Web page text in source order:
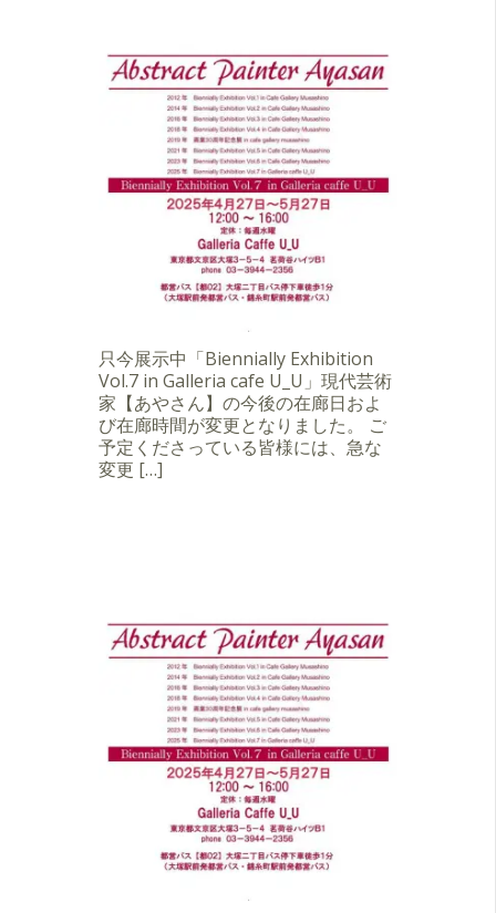
只今展示中「Biennially Exhibition
Vol.7 in Galleria cafe U_U」現代芸術
家【あやさん】の今後の在廊日およ
び在廊時間が変更となりました。 ご
予定くださっている皆様には、急な
変更 […]